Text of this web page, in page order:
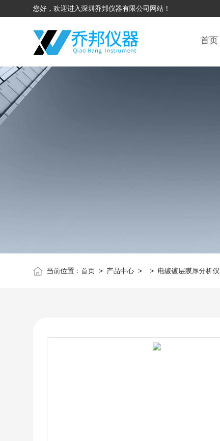
您好，欢迎进入深圳乔邦仪器有限公司网站！
首页
当前位置：首页 > 产品中心 > > 电镀镀层膜厚分析仪